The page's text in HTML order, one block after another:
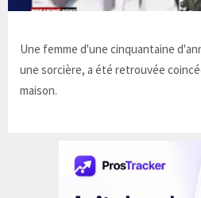
Une femme d'une cinquantaine
une sorcière, a été retrouvée
maison.